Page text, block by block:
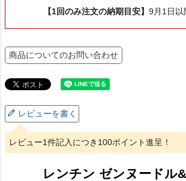
【1回のみ注文の納期目安】 9月1日以
商品についてのお問い合わせ
レビューを書く
レビュー1件記入につき100ポイント進呈！
レンチン ゼンヌードル